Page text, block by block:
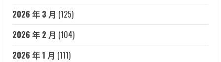
2026 年 3 月 (125)
2026 年 2 月 (104)
2026 年 1 月 (111)